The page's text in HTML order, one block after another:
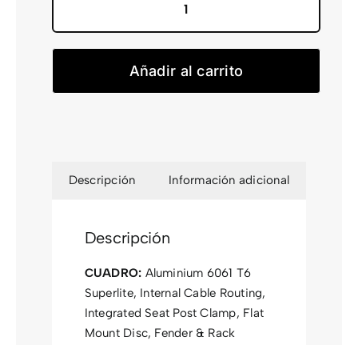
FE
Añadir al carrito
Descripción Información adicional
Descripción
CUADRO: Aluminium 6061 T6
Superlite, Internal Cable Routing,
Integrated Seat Post Clamp, Flat
Mount Disc, Fender & Rack